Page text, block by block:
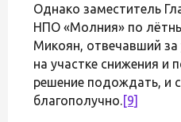
Однако заместитель
НПО «Молния» по
Микоян, отвечавший
на участке снижения и
решение подождать, и
благополучно.[9]